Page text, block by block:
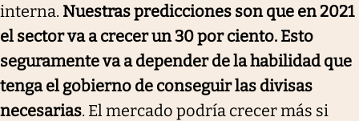
interna. Nuestras predicciones son que en 2021
el sector va a crecer un 30 por ciento. Esto
seguramente va a depender de la habilidad que
tenga el gobierno de conseguir las divisas
necesarias. El mercado podría crecer más si